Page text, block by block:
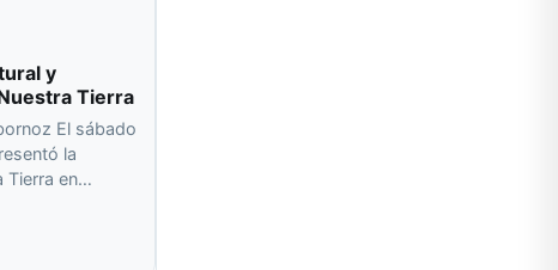
y
Tierra
El sábado
la
Tierra en…